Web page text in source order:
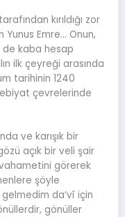
kırıldığı zor
Emre… Onun,
kaba hesap
ilk çeyreği arasında
tarihinin 1240
çevrelerinde
ve karışık bir
açık bir veli şair
görerek
şöyle
gelmedim da’vî için
gönüller